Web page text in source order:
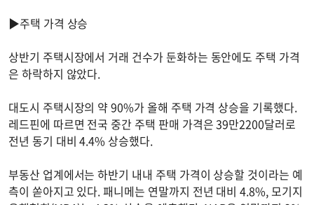
▶주택 가격 상승
상반기 주택시장에서 거래 건수가 둔화하는 동안에도 주택 가격
은 하락하지 않았다.
대도시 주택시장의 약 90%가 올해 주택 가격 상승을 기록했다.
레드핀에 따르면 전국 중간 주택 판매 가격은 39만2200달러로
전년 동기 대비 4.4% 상승했다.
부동산 업계에서는 하반기 내내 주택 가격이 상승할 것이라는 예
측이 쏟아지고 있다. 패니메는 연말까지 전년 대비 4.8%, 모기지